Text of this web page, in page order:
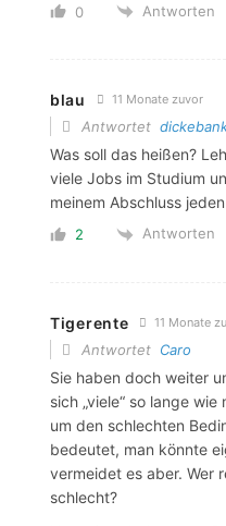
0 Antworten
blau 11 Monate zuvor
Antwortet
Was soll das heißen?
viele Jobs im Studium
meinem Abschluss
2 Antworten
Tigerente 11 Monate
Antwortet Caro
Sie haben doch weiter
sich „viele“ so lange
um den schlechten
bedeutet, man könnte
vermeidet es aber. Wer
schlecht?